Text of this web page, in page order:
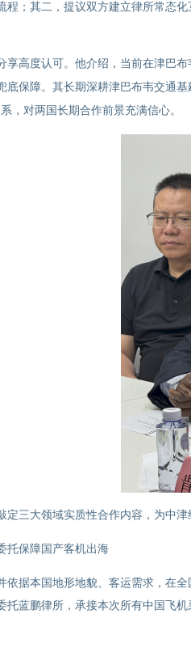
程；其二，提议双方建立律所常态
享高度认可。他介绍，当前在津巴
底保障。其长期深耕津巴布韦交通
，对两国长期合作前景充满信心。
三大领域实质性合作内容，为中津
托保障国产客机出海
依据本国地形地貌、客运需求，在
托蓝鹏律所，承接本次所有中国飞